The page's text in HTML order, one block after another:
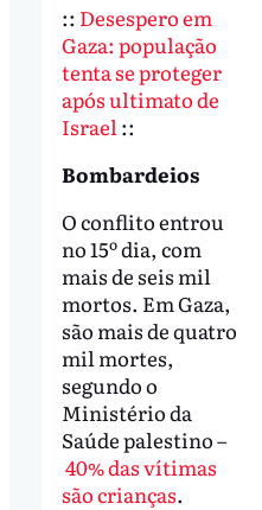
:: Desespero em
Gaza: população
tenta se proteger
após ultimato de
Israel ::
Bombardeios
O conflito entrou
no 15º dia, com
mais de seis mil
mortos. Em Gaza,
são mais de quatro
mil mortes,
segundo o
Ministério da
Saúde palestino –
40% das vítimas
são crianças.